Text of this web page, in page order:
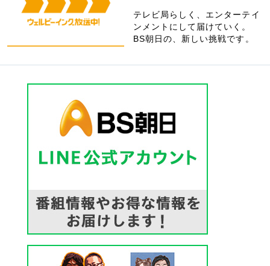
テレビ局らしく、エンターテイ
ンメントにして届けていく。
BS朝日の、新しい挑戦です。